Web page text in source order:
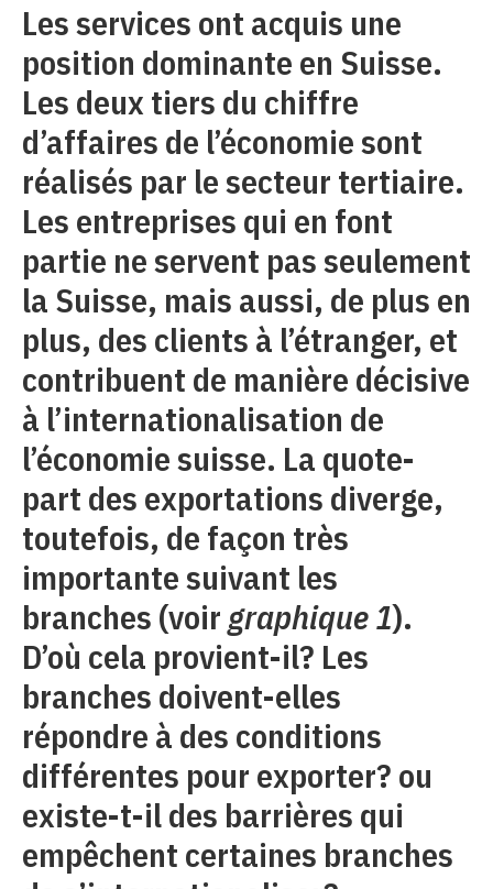
Les services ont acquis une
position dominante en Suisse.
Les deux tiers du chiffre
d’affaires de l’économie sont
réalisés par le secteur tertiaire.
Les entreprises qui en font
partie ne servent pas seulement
la Suisse, mais aussi, de plus en
plus, des clients à l’étranger, et
contribuent de manière décisive
à l’internationalisation de
l’économie suisse. La quote-
part des exportations diverge,
toutefois, de façon très
importante suivant les
branches (voir graphique 1).
D’où cela provient-il? Les
branches doivent-elles
répondre à des conditions
différentes pour exporter? ou
existe-t-il des barrières qui
empêchent certaines branches